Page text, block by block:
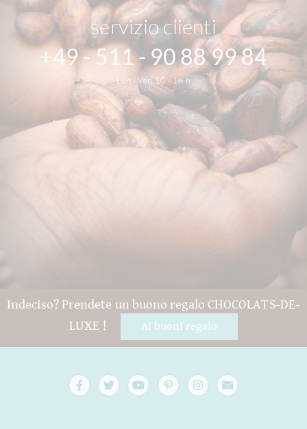
servizio clienti
+49 - 511 - 90 88 99 84
Lun - Ven 10 - 18 h
Indeciso? Prendete un buono regalo CHOCOLATS-DE-
LUXE !
Ai buoni regalo